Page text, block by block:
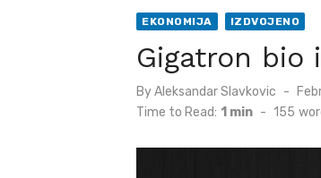
EKONOMIJA IZDVOJENO
Gigatron bio
ByAleksandar Slavkovic
on
Time to Read: 1 min - 155